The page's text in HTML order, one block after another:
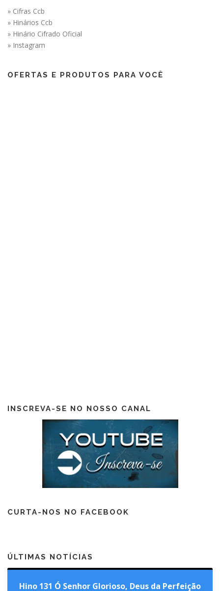
» Cifras Ccb
» Hinários Ccb
» Hinário Cifrado Oficial
» Instagram
OFERTAS E PRODUTOS PARA VOCÊ
INSCREVA-SE NO NOSSO CANAL
CURTA-NOS NO FACEBOOK
ÚLTIMAS NOTÍCIAS
Hino 131 Ó Senhor Glorioso, Deus da Perfeição